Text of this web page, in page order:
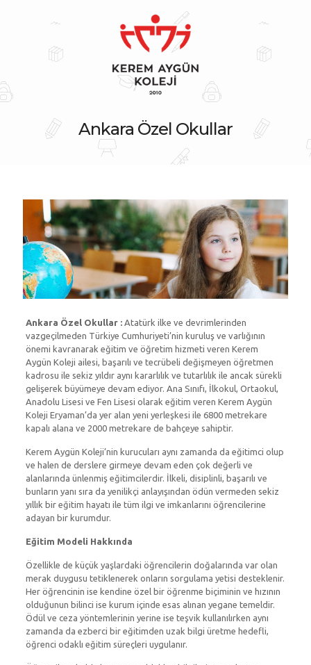
Ankara Özel Okullar
Ankara Özel Okullar :Atatürk ilke ve devrimlerinden
vazgeçilmeden Türkiye Cumhuriyeti’nin kuruluş ve varlığının
önemi kavranarak eğitim ve öğretim hizmeti veren Kerem
Aygün Koleji ailesi, başarılı ve tecrübeli değişmeyen öğretmen
kadrosu ile sekiz yıldır aynı kararlılık ve tutarlılık ile ancak sürekli
gelişerek büyümeye devam ediyor. Ana Sınıfı, İlkokul, Ortaokul,
Anadolu Lisesi ve Fen Lisesi olarak eğitim veren Kerem Aygün
Koleji Eryaman’da yer alan yeni yerleşkesi ile 6800 metrekare
kapalı alana ve 2000 metrekare de bahçeye sahiptir.
Kerem Aygün Koleji’nin kurucuları aynı zamanda da eğitimci olup
ve halen de derslere girmeye devam eden çok değerli ve
alanlarında ünlenmiş eğitimcilerdir. İlkeli, disiplinli, başarılı ve
bunların yanı sıra da yenilikçi anlayışından ödün vermeden sekiz
yıllık bir eğitim hayatı ile tüm ilgi ve imkanlarını öğrencilerine
adayan bir kurumdur.
Eğitim Modeli Hakkında
Özellikle de küçük yaşlardaki öğrencilerin doğalarında var olan
merak duygusu tetiklenerek onların sorgulama yetisi desteklenir.
Her öğrencinin ise kendine özel bir öğrenme biçiminin ve hızının
olduğunun bilinci ise kurum içinde esas alınan yegane temeldir.
Ödül ve ceza yöntemlerinin yerine ise teşvik kullanılırken aynı
zamanda da ezberci bir eğitimden uzak bilgi üretme hedefli,
öğrenci odaklı eğitim süreçleri uygulanır.